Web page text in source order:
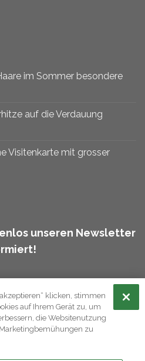
im Sommer besondere
auf die Verdauung
Visitenkarte mit grosser
unseren Newsletter
klicken, stimmen
auf Ihrem Gerät zu, um
die Websitenutzung
zu